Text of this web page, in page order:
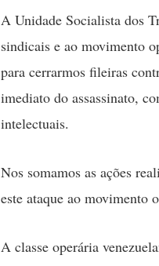
A Unidade Socialista dos
sindicais e ao movimento
para cerrarmos fileiras
imediato do assassinato,
intelectuais.
Nos somamos as ações
este ataque ao movimento
A classe operária